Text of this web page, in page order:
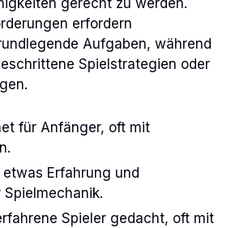
erfordern
Aufgaben, während
Spielstrategien oder
für Anfänger, oft mit
etwas Erfahrung und
Spieler gedacht, oft mit